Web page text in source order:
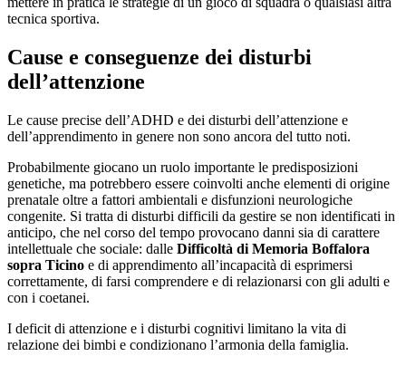
tecnica sportiva.
Cause e conseguenze dei disturbi
dell’attenzione
Le cause precise dell’ADHD e dei disturbi dell’attenzione e
dell’apprendimento in genere non sono ancora del tutto noti.
Probabilmente giocano un ruolo importante le predisposizioni
genetiche, ma potrebbero essere coinvolti anche elementi di origine
prenatale oltre a fattori ambientali e disfunzioni neurologiche
congenite. Si tratta di disturbi difficili da gestire se non identificati in
anticipo, che nel corso del tempo provocano danni sia di carattere
intellettuale che sociale: dalle Difficoltà di Memoria Boffalora
sopra Ticino e di apprendimento all’incapacità di esprimersi
correttamente, di farsi comprendere e di relazionarsi con gli adulti e
con i coetanei.
I deficit di attenzione e i disturbi cognitivi limitano la vita di
relazione dei bimbi e condizionano l’armonia della famiglia.